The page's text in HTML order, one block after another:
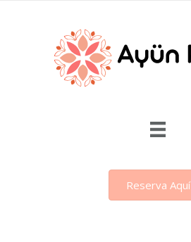
Reserva Aquí